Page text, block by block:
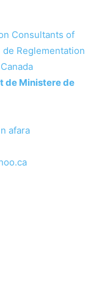
Consultants of
Reglementation
de Ministere de